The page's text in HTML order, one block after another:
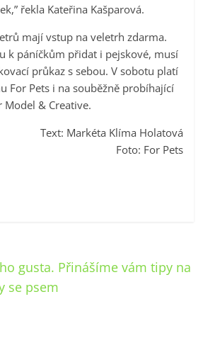
řekla Kateřina Kašparová.
mají vstup na veletrh zdarma.
k páníčkům přidat i pejskové, musí
průkaz s sebou. V sobotu platí
For Pets i na souběžně probíhající
Model & Creative.
Text: Markéta Klíma Holatová
Foto: For Pets
gusta. Přinášíme vám tipy na
se psem